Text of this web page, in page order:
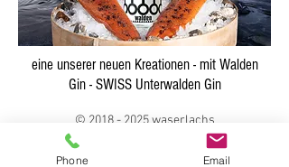
eine unserer neuen Kreationen - mit Walden
Gin - SWISS Unterwalden Gin
​​© 2018 - 2025waserlachs
Phone Email